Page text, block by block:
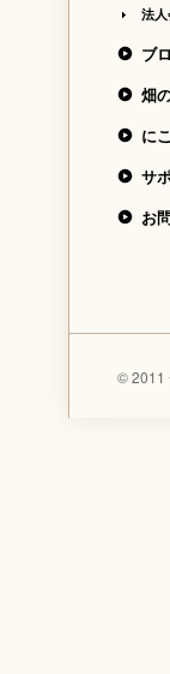
法
ブ
畑
に
サ
お
© 2011